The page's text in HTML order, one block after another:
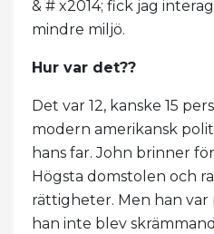
& # x2014; fick jag
mindre miljö.
Hur var det??
Det var 12, kanske 15
modern amerikansk
hans far. John brinner
Högsta domstolen och
rättigheter. Men han
han inte blev